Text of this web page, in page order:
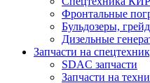
Фронтальные
Бульдозеры,
Дизельные
Запчасти на
SDAC запчасти
Запчасти на